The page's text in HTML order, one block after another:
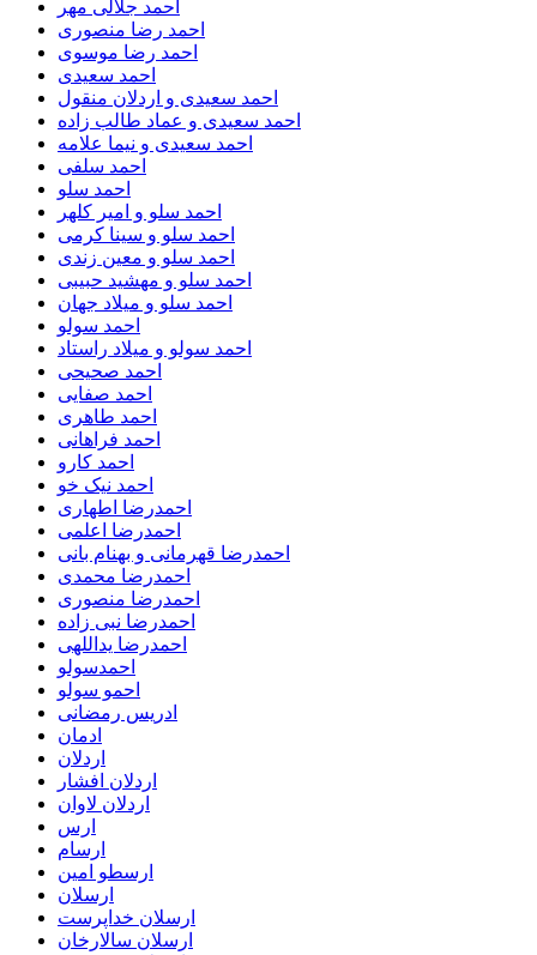
احمد جلالی مهر
احمد رضا منصوری
احمد رضا موسوی
احمد سعیدی
احمد سعیدی و اردلان منقول
احمد سعیدی و عماد طالب زاده
احمد سعیدی و نیما علامه
احمد سلفی
احمد سلو
احمد سلو و امیر کلهر
احمد سلو و سینا کرمی
احمد سلو و معین زندی
احمد سلو و مهشید حبیبی
احمد سلو و میلاد جهان
احمد سولو
احمد سولو و میلاد راستاد
احمد صحیحی
احمد صفایی
احمد طاهری
احمد فراهانی
احمد کارو
احمد نیک خو
احمدرضا اطهاری
احمدرضا اعلمی
احمدرضا قهرمانی و بهنام بانی
احمدرضا محمدی
احمدرضا منصوری
احمدرضا نبی زاده
احمدرضا یداللهی
احمدسولو
احمو سولو
ادریس رمضانی
ادمان
اردلان
اردلان افشار
اردلان لاوان
ارس
ارسام
ارسطو امین
ارسلان
ارسلان خداپرست
ارسلان سالارخان